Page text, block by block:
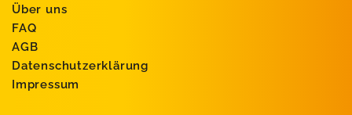
Über uns
FAQ
AGB
Datenschutzerklärung
Impressum